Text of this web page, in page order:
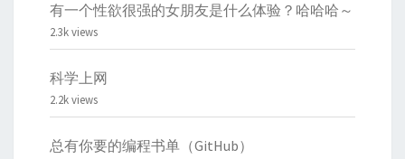
有一个性欲很强的女朋友是什么体验？哈哈哈～
2.3k views
科学上网
2.2k views
总有你要的编程书单（GitHub）